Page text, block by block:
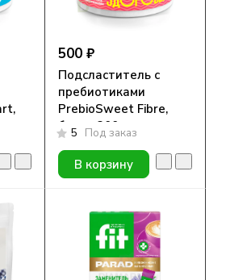
500 ₽
Подсластитель с
пребиотиками
PrebioSweet Fibre,
банка 300гр.
5 Под заказ
В корзину